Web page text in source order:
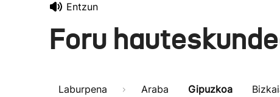
Entzun
Foru
Laburpena Araba Gipuzkoa